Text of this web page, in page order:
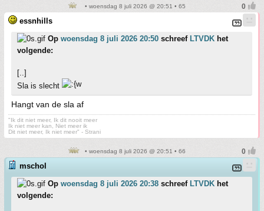
• woensdag 8 juli 2026 @ 20:51 • 65
essnhills
Op woensdag 8 juli 2026 20:50 schreef LTVDK het
volgende:
[..]
Sla is slecht
Hangt van de sla af
"Ik dit niet meer, Ik dit nooit meer
Ik niet meer kan, Niet meer ik
Dit niet meer, Ik niet meer" - Strani
• woensdag 8 juli 2026 @ 20:51 • 66
mschol
Op woensdag 8 juli 2026 20:38 schreef LTVDK het
volgende: